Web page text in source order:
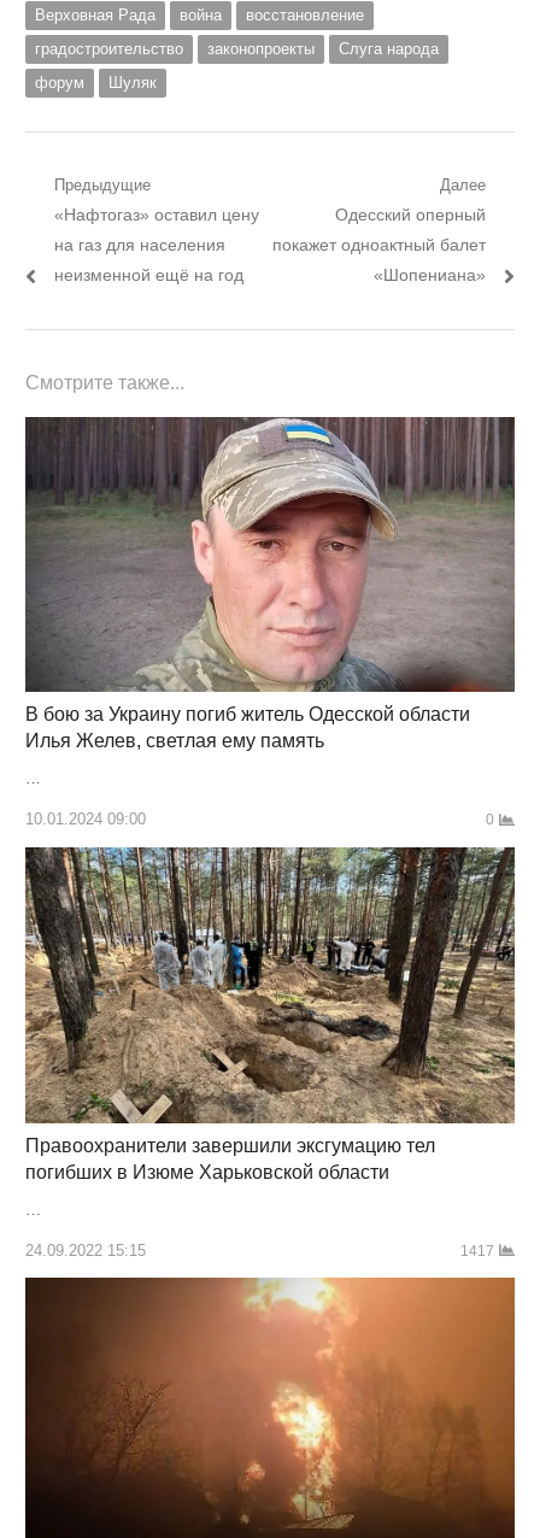
Верховная Рада война
восстановление
градостроительство
законопроекты
Слуга народа
форум
Шуляк
Навигация
записям
Предыдущие
Предыдущий
пост:
«Нафтогаз» оставил цену
на газ для населения
неизменной ещё на год
Далее
Следующий
пост:
Одесский оперный
покажет одноактный балет
«Шопениана»
Смотрите также...
В бою за Украину погиб житель Одесской области
Илья Желев, светлая ему память
…
10.01.2024 09:00 0
Правоохранители завершили эксгумацию тел
погибших в Изюме Харьковской области
24.09.2022 15:15 1417